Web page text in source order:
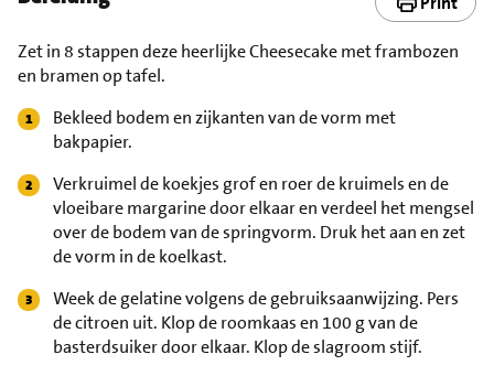
Zet in 8 stappen deze heerlijke Cheesecake met frambozen
en bramen op tafel.
Bekleed bodem en zijkanten van de vorm met
bakpapier.
Verkruimel de koekjes grof en roer de kruimels en de
vloeibare margarine door elkaar en verdeel het mengsel
over de bodem van de springvorm. Druk het aan en zet
de vorm in de koelkast.
Week de gelatine volgens de gebruiksaanwijzing. Pers
de citroen uit. Klop de roomkaas en 100 g van de
basterdsuiker door elkaar. Klop de slagroom stijf.